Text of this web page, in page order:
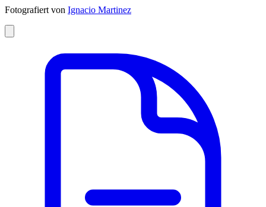
Fotografiert von Ignacio Martinez